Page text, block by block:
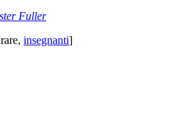
Fuller
, insegnanti]